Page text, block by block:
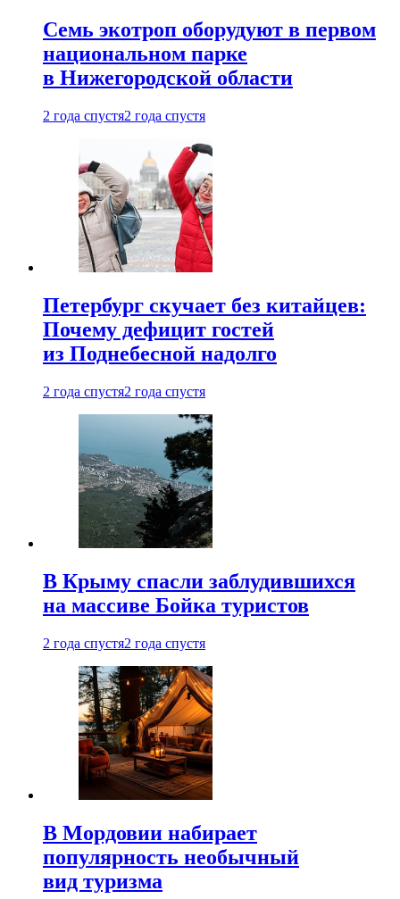
Семь экотроп оборудуют в первом
национальном парке
в Нижегородской области
2 года спустя2 года спустя
Петербург скучает без китайцев:
Почему дефицит гостей
из Поднебесной надолго
2 года спустя2 года спустя
В Крыму спасли заблудившихся
на массиве Бойка туристов
2 года спустя2 года спустя
В Мордовии набирает
популярность необычный
вид туризма